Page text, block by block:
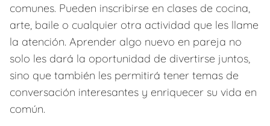
comunes. Pueden inscribirse en clases de cocina,
arte, baile o cualquier otra actividad que les llame
la atención. Aprender algo nuevo en pareja no
solo les dará la oportunidad de divertirse juntos,
sino que también les permitirá tener temas de
conversación interesantes y enriquecer su vida en
común.